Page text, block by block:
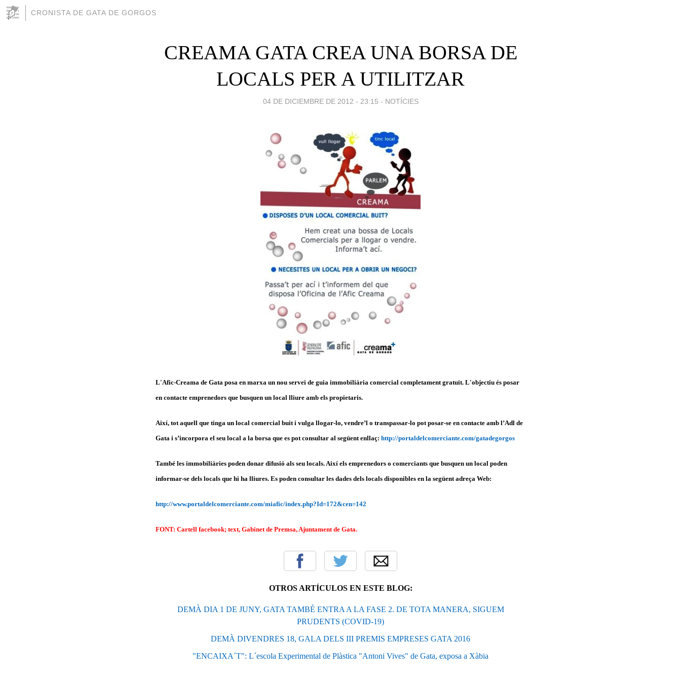
CRONISTA DE GATA DE GORGOS
CREAMA GATA CREA UNA BORSA DE
LOCALS PER A UTILITZAR
04 DE DICIEMBRE DE 2012 - 23:15 - NOTÍCIES
L'Afic-Creama de Gata posa en marxa un nou servei de guia immobiliària comercial completament gratuït. L'objectiu és posar
en contacte emprenedors que busquen un local lliure amb els propietaris.
Així, tot aquell que tinga un local comercial buit i vulga llogar-lo, vendre’l o transpassar-lo pot posar-se en contacte amb l’Adl de
Gata i s’incorpora el seu local a la borsa que es pot consultar al següent enllaç: http://portaldelcomerciante.com/gatadegorgos
També les immobiliàries poden donar difusió als seu locals. Així els emprenedors o comerciants que busquen un local poden
informar-se dels locals que hi ha lliures. Es poden consultar les dades dels locals disponibles en la següent adreça Web:
http://www.portaldelcomerciante.com/miafic/index.php?Id=172&cen=142
FONT: Cartell facebook; text, Gabinet de Premsa, Ajuntament de Gata.
OTROS ARTÍCULOS EN ESTE BLOG:
DEMÀ DIA 1 DE JUNY, GATA TAMBÉ ENTRA A LA FASE 2. DE TOTA MANERA, SIGUEM
PRUDENTS (COVID-19)
DEMÀ DIVENDRES 18, GALA DELS III PREMIS EMPRESES GATA 2016
"ENCAIXA´T": L´escola Experimental de Plàstica "Antoni Vives" de Gata, exposa a Xàbia